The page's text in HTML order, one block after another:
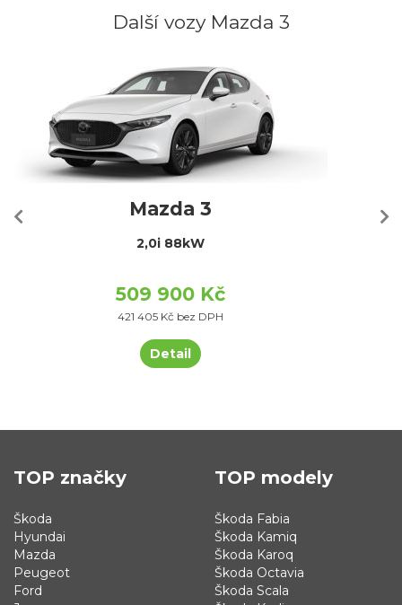
Další vozy Mazda 3
Mazda 3
2,0i 88kW
509 900 Kč
421 405 Kč bez DPH
Detail
TOP značky
Škoda
Hyundai
Mazda
Peugeot
Ford
TOP modely
Škoda Fabia
Škoda Kamiq
Škoda Karoq
Škoda Octavia
Škoda Scala